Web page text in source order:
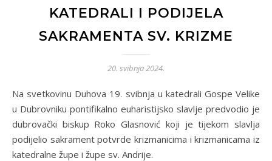
KATEDRALI I PODIJELA
SAKRAMENTA SV. KRIZME
20. svibnja 2024.
Na svetkovinu Duhova 19. svibnja u katedrali Gospe Velike
u Dubrovniku pontifikalno euharistijsko slavlje predvodio je
dubrovački biskup Roko Glasnović koji je tijekom slavlja
podijelio sakrament potvrde krizmanicima i krizmanicama iz
katedralne župe i župe sv. Andrije.